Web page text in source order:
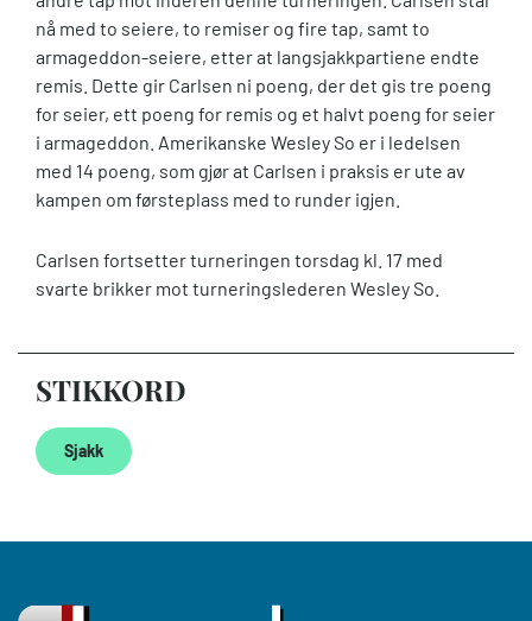
nå med to seiere, to remiser og fire tap, samt to
armageddon-seiere, etter at langsjakkpartiene endte
remis. Dette gir Carlsen ni poeng, der det gis tre poeng
for seier, ett poeng for remis og et halvt poeng for seier
i armageddon. Amerikanske Wesley So er i ledelsen
med 14 poeng, som gjør at Carlsen i praksis er ute av
kampen om førsteplass med to runder igjen.
Carlsen fortsetter turneringen torsdag kl. 17 med
svarte brikker mot turneringslederen Wesley So.
STIKKORD
Sjakk